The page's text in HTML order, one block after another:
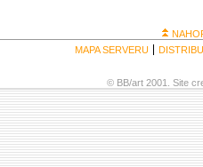
MAPA SERVERU
© BB/art 2001. Site